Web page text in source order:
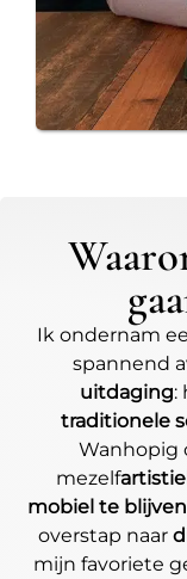
Ik ondernam
spannend
uitdaging:
traditionele
Wanhopig
mezelf
mobiel te blijven
overstap naar
mijn favoriete